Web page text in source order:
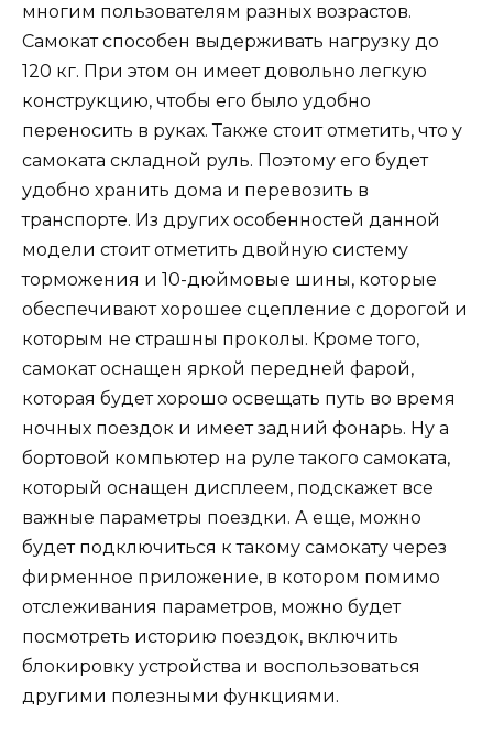
многим пользователям разных возрастов.
Самокат способен выдерживать нагрузку до
120 кг. При этом он имеет довольно легкую
конструкцию, чтобы его было удобно
переносить в руках. Также стоит отметить, что у
самоката складной руль. Поэтому его будет
удобно хранить дома и перевозить в
транспорте. Из других особенностей данной
модели стоит отметить двойную систему
торможения и 10-дюймовые шины, которые
обеспечивают хорошее сцепление с дорогой и
которым не страшны проколы. Кроме того,
самокат оснащен яркой передней фарой,
которая будет хорошо освещать путь во время
ночных поездок и имеет задний фонарь. Ну а
бортовой компьютер на руле такого самоката,
который оснащен дисплеем, подскажет все
важные параметры поездки. А еще, можно
будет подключиться к такому самокату через
фирменное приложение, в котором помимо
отслеживания параметров, можно будет
посмотреть историю поездок, включить
блокировку устройства и воспользоваться
другими полезными функциями.